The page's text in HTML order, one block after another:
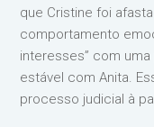
que Cristine foi
comportamento
interesses” com
estável com Anita.
processo judicial à